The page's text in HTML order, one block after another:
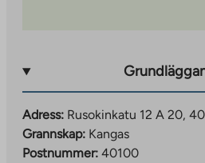
Adress: Rusokinkatu 12 A 20,
Grannskap: Kangas
Postnummer: 40100